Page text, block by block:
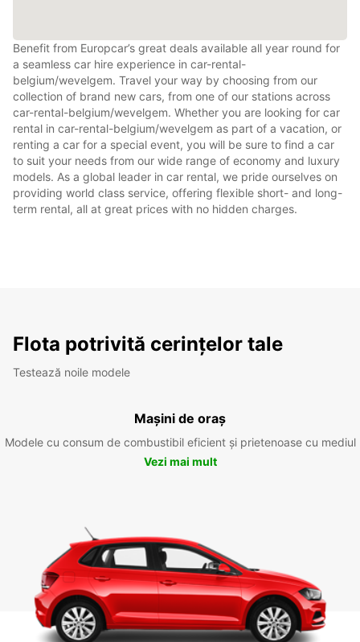
Benefit from Europcar’s great deals available all year round for
a seamless car hire experience in car-rental-
belgium/wevelgem. Travel your way by choosing from our
collection of brand new cars, from one of our stations across
car-rental-belgium/wevelgem. Whether you are looking for car
rental in car-rental-belgium/wevelgem as part of a vacation, or
renting a car for a special event, you will be sure to find a car
to suit your needs from our wide range of economy and luxury
models. As a global leader in car rental, we pride ourselves on
providing world class service, offering flexible short- and long-
term rental, all at great prices with no hidden charges.
Flota potrivită cerințelor tale
Testează noile modele
Mașini de oraș
Modele cu consum de combustibil eficient și prietenoase cu mediul
Vezi mai mult